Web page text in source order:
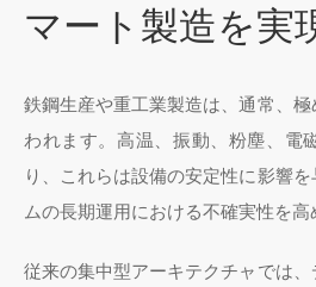
マート製造を実
鉄鋼生産や重工業製造は、通常、
われます。高温、振動、粉塵、電
り、これらは設備の安定性に影響
ムの長期運用における不確実性を高
従来の集中型アーキテクチャでは